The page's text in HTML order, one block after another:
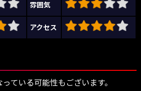
雰囲気
アクセス
ている可能性もございます。